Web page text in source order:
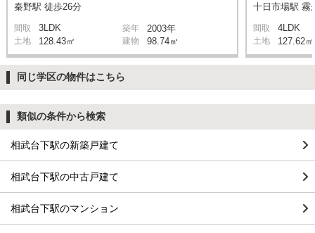
秦野駅 徒歩26分
間取 3LDK 築年 2003年
土地 128.43㎡ 建物 98.74㎡
十日市場駅 霧
間取 4LDK
土地 127.62㎡
同じ学区の物件はこちら
類似の条件から検索
相武台下駅の新築戸建て
相武台下駅の中古戸建て
相武台下駅のマンション